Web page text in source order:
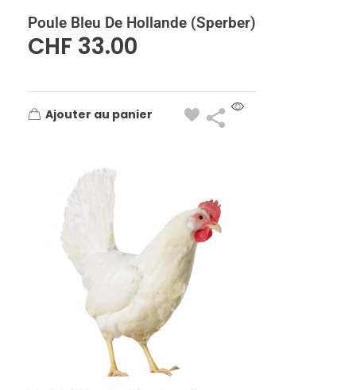
Poule Bleu De Hollande (Sperber)
CHF 33.00
Ajouter au panier